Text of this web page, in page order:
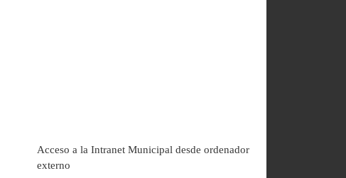
Acceso a la Intranet Municipal desde ordenador
externo